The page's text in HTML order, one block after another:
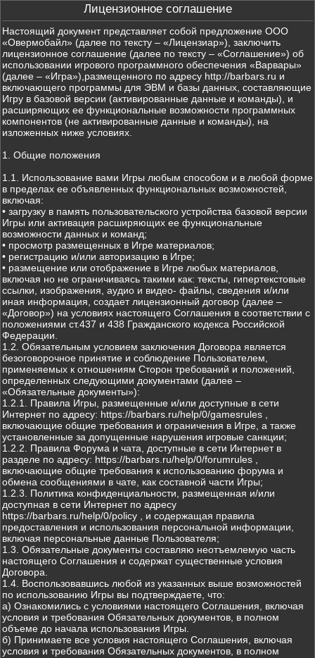
Лицензионное соглашение
Настоящий документ представляет собой предложение ООО
«Овермобайл» (далее по тексту – «Лицензиар»), заключить
лицензионное соглашение (далее по тексту – «Соглашение») об
использовании игрового программного обеспечения «Варвары»
(далее – «Игра»),размещенного по адресу http://barbars.ru и
включающего программы для ЭВМ и базы данных, составляющие
Игру в базовой версии (активированные данные и команды), и
расширяющих ее функциональные возможности программных
компонентов (не активированные данные и команды), на
изложенных ниже условиях.
1. Общие положения
1.1. Использование вами Игры любым способом и в любой форме
в пределах ее объявленных функциональных возможностей,
включая:
• загрузку в память пользовательского устройства базовой версии
Игры или активация расширяющих ее функциональные
возможности данных и команд;
• просмотр размещенных в Игре материалов;
• регистрацию и/или авторизацию в Игре;
• размещение или отображение в Игре любых материалов,
включая но не ограничиваясь такими как: тексты, гипертекстовые
ссылки, изображения, аудио и видео- файлы, сведения и/или
иная информация, создает лицензионный договор (далее –
«Договор») на условиях настоящего Соглашения в соответствии с
положениями ст.437 и 438 Гражданского кодекса Российской
Федерации.
1.2. Обязательным условием заключения Договора является
безоговорочное принятие и соблюдение Пользователем,
применяемых к отношениям Сторон требований и положений,
определенных следующими документами (далее –
«Обязательные документы»):
1.2.1. Правила Игры, размещенные и/или доступные в сети
Интернет по адресу: https://barbars.ru/help/0/gamesrules ,
включающие общие требования и ограничения в Игре, а также
установленные за допущенные нарушения игровые санкции;
1.2.2. Правила Форума и чата, доступные в сети Интернет в
разделе по адресу: https://barbars.ru/help/0/forumrules ,
включающие общие требования к использованию форума и
обмена сообщениями в чате, как составной части Игры;
1.2.3. Политика конфиденциальности, размещенная и/или
доступная в сети Интернет по адресу
https://barbars.ru/help/0/policy , и содержащая правила
предоставления и использования персональной информации,
включая персональные данные Пользователя;
1.3. Обязательные документы составляю неотъемлемую часть
настоящего Соглашения и содержат существенные условия
Договора.
1.4. Воспользовавшись любой из указанных выше возможностей
по использованию Игры вы подтверждаете, что:
а) Ознакомились с условиями настоящего Соглашения, включая
условия и требования Обязательных документов, в полном
объеме до начала использования Игры.
б) Принимаете все условия настоящего Соглашения, включая
условия и требования Обязательных документов, в полном